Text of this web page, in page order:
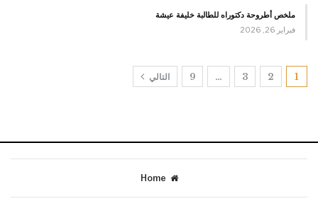
ملخص أطروحة دكتوراه للطالبة خليفة عيشة
فبراير 26, 2026
1
2
3
…
9 التالي
Home